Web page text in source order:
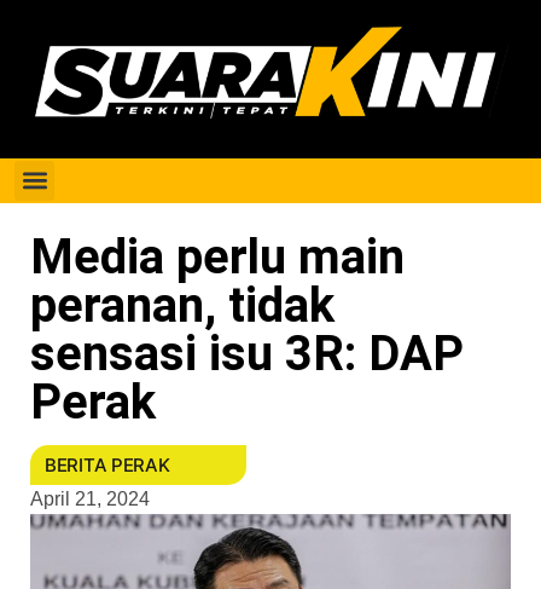
Media perlu main
peranan, tidak
sensasi isu 3R: DAP
Perak
BERITA PERAK
April 21, 2024